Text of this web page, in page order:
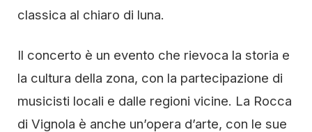
classica al chiaro di luna.
Il concerto è un evento che rievoca la storia e
la cultura della zona, con la partecipazione di
musicisti locali e dalle regioni vicine. La Rocca
di Vignola è anche un’opera d’arte, con le sue